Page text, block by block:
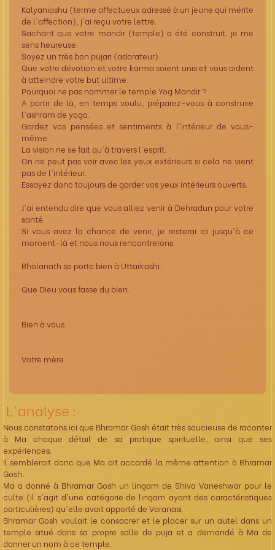
Kalyaniashu (terme affectueux adressé à un jeune qui mérite
de l'affection), j'ai reçu votre lettre.
Sachant que votre mandir (temple) a été construit, je me
sens heureuse.
Soyez un très bon pujari (adorateur).
Que votre dévotion et votre karma soient unis et vous aident
à atteindre votre but ultime.
Pourquoi ne pas nommer le temple Yog Mandir ?
A partir de là, en temps voulu, préparez-vous à construire
l'ashram de yoga.
Gardez vos pensées et sentiments à l'intérieur de vous-
même.
La vision ne se fait qu'à travers l'esprit.
On ne peut pas voir avec les yeux extérieurs si cela ne vient
pas de l'intérieur.
Essayez donc toujours de garder vos yeux intérieurs ouverts.
J'ai entendu dire que vous alliez venir à Dehradun pour votre
santé.
Si vous avez la chance de venir, je resterai ici jusqu'à ce
moment-là et nous nous rencontrerons.
Bholanath se porte bien à Uttarkashi.
Que Dieu vous fasse du bien.
Bien à vous
Votre mère
L'analyse :
Nous constatons ici que Bhramar Gosh était très soucieuse de raconter
à Ma chaque détail de sa pratique spirituelle, ainsi que ses
expériences.
Il semblerait donc que Ma ait accordé la même attention à Bhramar
Gosh.
Ma a donné à Bhramar Gosh un lingam de Shiva Vaneshwar pour le
culte (il s'agit d'une catégorie de lingam ayant des caractéristiques
particulières) qu'elle avait apporté de Varanasi.
Bhramar Gosh voulait le consacrer et le placer sur un autel dans un
temple situé dans sa propre salle de puja et a demandé à Ma de
donner un nom à ce temple.